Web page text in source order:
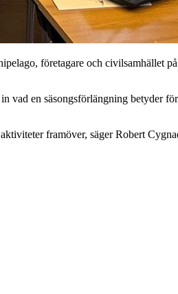
företagare och civilsamhället
vad en säsongsförlängning betyder
framöver, säger Robert